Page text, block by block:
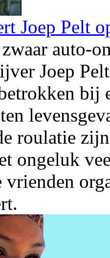
Joep Pelt
auto-
Joep
bij
roulatie
ongeluk